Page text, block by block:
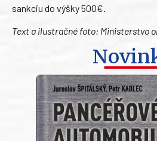
sankciu do výšky 500€.
Text a ilustračné foto: Ministerstvo